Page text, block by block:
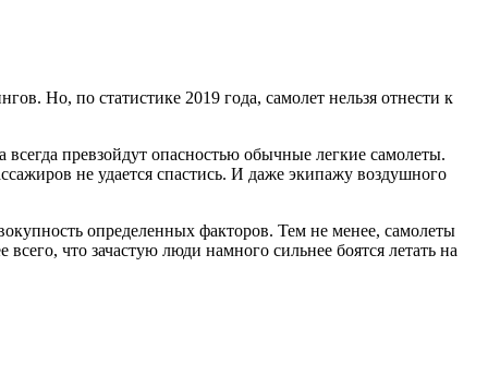
Но, по статистике 2019 года, самолет нельзя отнести к
превзойдут опасностью обычные легкие самолеты.
не удается спастись. И даже экипажу воздушного
определенных факторов. Тем не менее, самолеты
что зачастую люди намного сильнее боятся летать на